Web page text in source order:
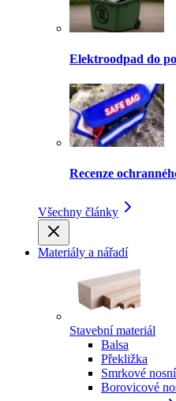
Elektroodpad do
Recenze
Všechny články
Materiály a nářadí
Stavební materiál
Balsa
Překližka
Smrkové
Borovicové